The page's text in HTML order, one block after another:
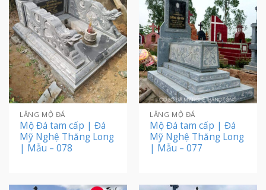
LĂNG MỘ ĐÁ
Mộ Đá tam cấp | Đá
Mỹ Nghệ Thăng Long
| Mẫu – 078
LĂNG MỘ ĐÁ
Mộ Đá tam cấp | Đá
Mỹ Nghệ Thăng Long
| Mẫu – 077